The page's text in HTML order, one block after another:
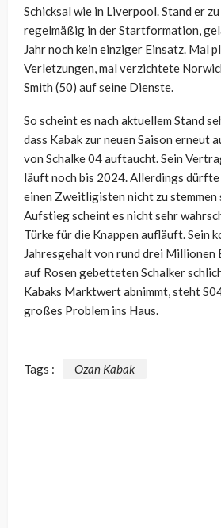
Schicksal wie in Liverpool. Stand er
regelmäßig in der Startformation,
Jahr noch kein einziger Einsatz. Mal
Verletzungen, mal verzichtete
Smith (50) auf seine Dienste.
So scheint es nach aktuellem Stand
dass Kabak zur neuen Saison erneut
von Schalke 04 auftaucht. Sein
läuft noch bis 2024. Allerdings
einen Zweitligisten nicht zu stemmen
Aufstieg scheint es nicht sehr
Türke für die Knappen aufläuft. Sein
Jahresgehalt von rund drei Millionen
auf Rosen gebetteten Schalker
Kabaks Marktwert abnimmt, steht
großes Problem ins Haus.
Tags : Ozan Kabak